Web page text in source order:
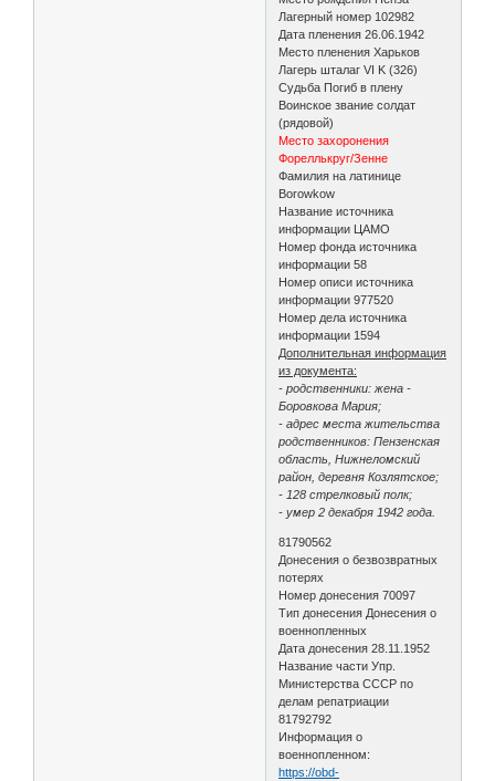
Лагерный номер 102982
Дата пленения 26.06.1942
Место пленения Харьков
Лагерь шталаг VI K (326)
Судьба Погиб в плену
Воинское звание солдат
(рядовой)
Место захоронения
Фореллькруг/Зенне
Фамилия на латинице
Borowkow
Название источника
информации ЦАМО
Номер фонда источника
информации 58
Номер описи источника
информации 977520
Номер дела источника
информации 1594
Дополнительная информация
из документа:
- родственники: жена -
Боровкова Мария;
- адрес места жительства
родственников: Пензенская
область, Нижнеломский
район, деревня Козлятское;
- 128 стрелковый полк;
- умер 2 декабря 1942 года.
81790562
Донесения о безвозвратных
потерях
Номер донесения 70097
Тип донесения Донесения о
военнопленных
Дата донесения 28.11.1952
Название части Упр.
Министерства СССР по
делам репатриации
81792792
Информация о
военнопленном:
https://obd-